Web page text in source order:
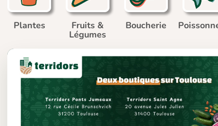
Plantes Fruits &
Légumes
Boucherie